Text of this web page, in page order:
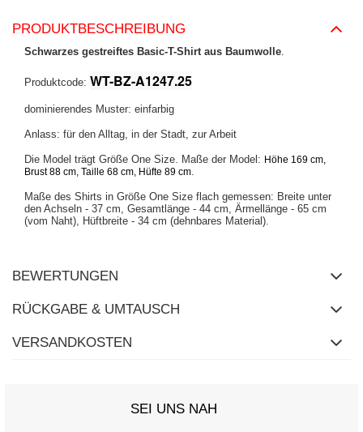
PRODUKTBESCHREIBUNG
Schwarzes gestreiftes Basic-T-Shirt aus Baumwolle
Produktcode: WT-BZ-A1247.25
dominierendes Muster: einfarbig
Anlass: für den Alltag, in der Stadt, zur Arbeit
Die Model trägt Größe One Size. Maße der Model: Höhe 169 cm,
Brust 88 cm, Taille 68 cm, Hüfte 89 cm
Maße des Shirts in Größe One Size flach gemessen: Breite unter
den Achseln - 37 cm, Gesamtlänge - 44 cm, Ärmellänge - 65 cm
(vom Naht), Hüftbreite - 34 cm (dehnbares Material).
BEWERTUNGEN
RÜCKGABE & UMTAUSCH
VERSANDKOSTEN
SEI UNS NAH